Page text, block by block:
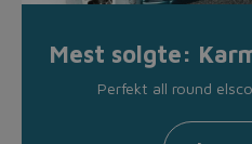
Mest solgte:
Perfekt all round